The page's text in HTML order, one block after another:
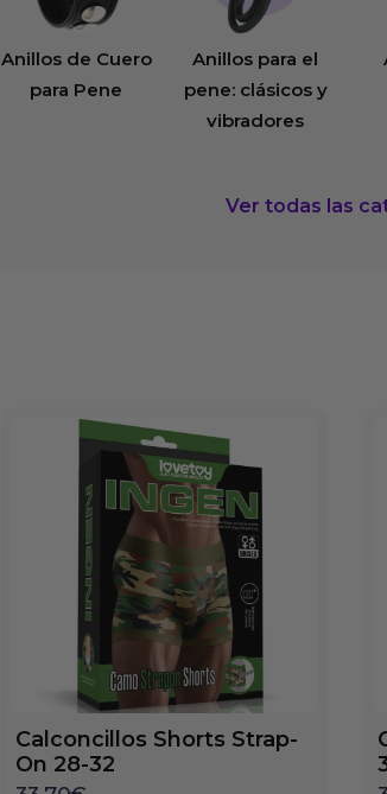
Anillos de Cuero
para Pene
Anillos para el
pene: clásicos y
vibradores
Ver todas las
Calconcillos Shorts Strap-
On 28-32